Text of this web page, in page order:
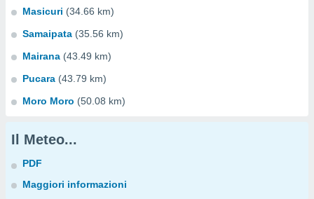
Masicuri (34.66 km)
Samaipata (35.56 km)
Mairana (43.49 km)
Pucara (43.79 km)
Moro Moro (50.08 km)
Il Meteo...
PDF
Maggiori informazioni